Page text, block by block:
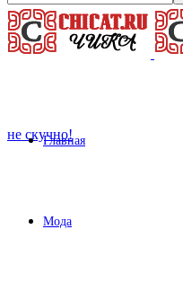
не скучно!
Главная
Мода